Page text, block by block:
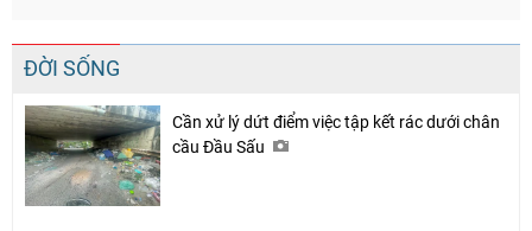
ĐỜI SỐNG
Cần xử lý dứt điểm việc tập kết rác dưới chân
cầu Đầu Sấu